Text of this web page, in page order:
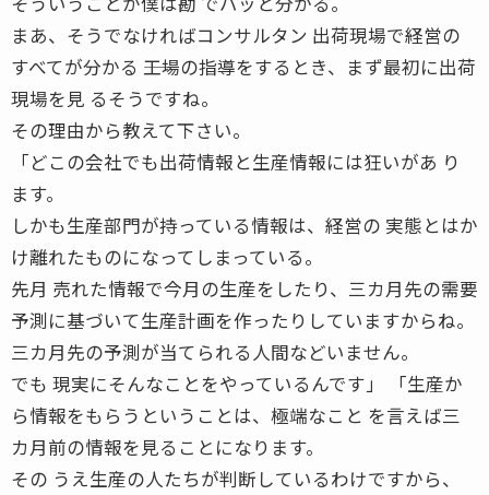
まあ、そうでなければコンサルタン 出荷現場で経営の
すべてが分かる ――工場の指導をするとき、まず最初に出荷
現場を見 るそうですね。
その理由から教えて下さい。
「どこの会社でも出荷情報と生産情報には狂いがあ り
ます。
しかも生産部門が持っている情報は、経営の 実態とはか
け離れたものになってしまっている。
先月 売れた情報で今月の生産をしたり、三カ月先の需要
予測に基づいて生産計画を作ったりしていますからね。
三カ月先の予測が当てられる人間などいません。
でも 現実にそんなことをやっているんです」 「生産か
ら情報をもらうということは、極端なこと を言えば三
カ月前の情報を見ることになります。
その うえ生産の人たちが判断しているわけですから、